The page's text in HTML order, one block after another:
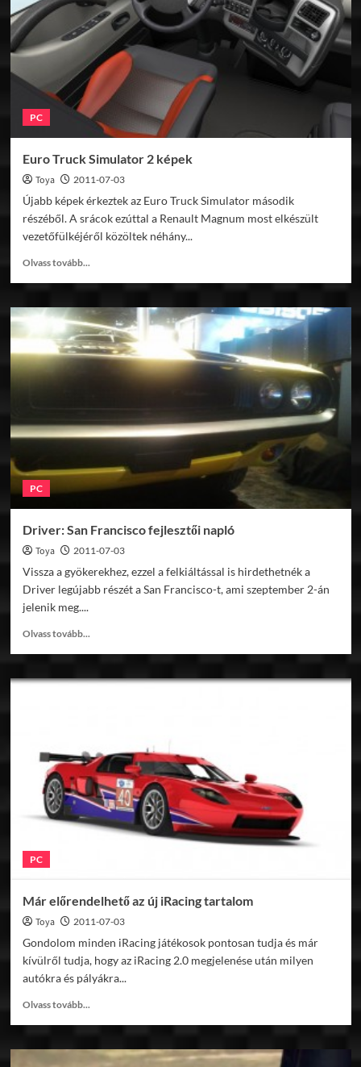
PC
Euro Truck Simulator 2 képek
Toya 2011-07-03
Újabb képek érkeztek az Euro Truck Simulator második
részéből. A srácok ezúttal a Renault Magnum most elkészült
vezetőfülkéjéről közöltek néhány...
Olvass tovább...
Euro
Truck
Simulator
2
PC
Driver: San Francisco fejlesztői napló
Toya 2011-07-03
Vissza a gyökerekhez, ezzel a felkiáltással is hirdethetnék a
Driver legújabb részét a San Francisco-t, ami szeptember 2-án
jelenik meg....
Olvass tovább...
Driver:
PC
Már előrendelhető az új iRacing tartalom
Toya 2011-07-03
Gondolom minden iRacing játékosok pontosan tudja és már
kívülről tudja, hogy az iRacing 2.0 megjelenése után milyen
autókra és pályákra...
Olvass tovább...
Már
előrendelhető